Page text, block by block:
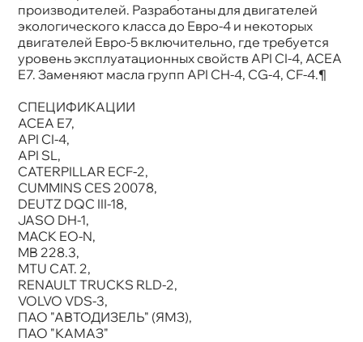
производителей. Разработаны для двигателей
экологического класса до Евро-4 и некоторых
двигателей Евро-5 включительно, где требуется
уровень эксплуатационных свойств API CI-4, ACEA
E7. Заменяют масла групп API CH-4, CG-4, CF-4.¶
СПЕЦИФИКАЦИИ
ACEA E7,
API CI-4,
API SL,
CATERPILLAR ECF-2,
CUMMINS CES 20078,
DEUTZ DQC III-18,
JASO DH-1,
MACK EO-N,
MB 228.3,
MTU CAT. 2,
RENAULT TRUCKS RLD-2,
VOLVO VDS-3,
ПАО "АВТОДИЗЕЛЬ" (ЯМЗ),
ПАО "КАМАЗ"